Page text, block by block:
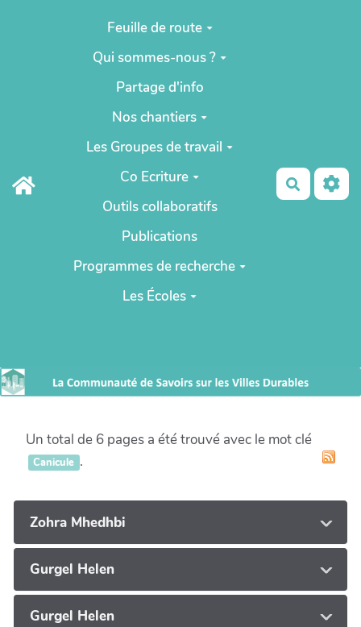
Aller au contenu principal
Feuille de route
Qui sommes-nous ?
Partage d'info
Nos chantiers
Les Groupes de travail
Co Ecriture
Outils collaboratifs
Publications
Programmes de recherche
Les Écoles
Un total de 6 pages a été trouvé avec le mot clé
Canicule .
Zohra Mhedhbi
Gurgel Helen
Gurgel Helen